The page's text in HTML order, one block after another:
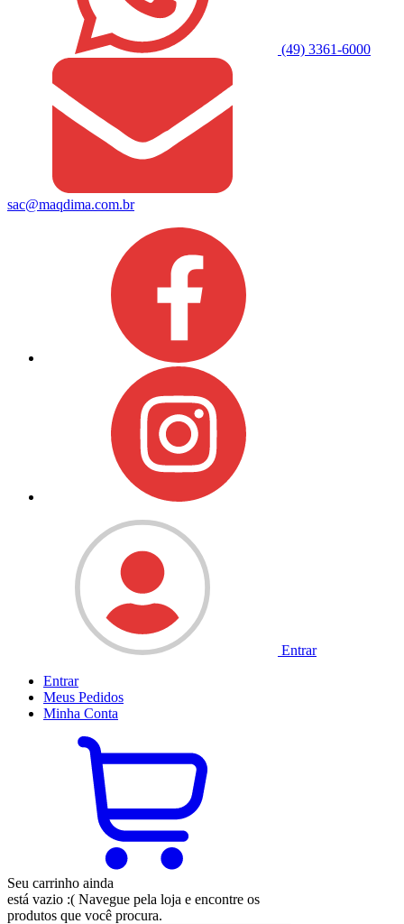
(49) 3361-6000
sac@maqdima.com.br
Entrar
Entrar
Meus Pedidos
Minha Conta
Seu carrinho ainda
está vazio :( Navegue pela loja e encontre os
produtos que você procura.